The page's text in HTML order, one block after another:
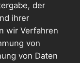
der
ihrer
wir Verfahren
von
von Daten